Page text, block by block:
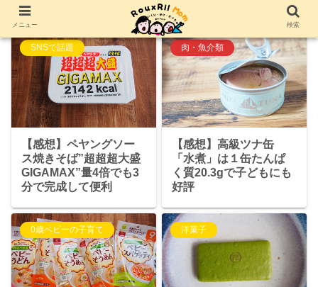
SNSで話題
【感想】ペヤングソー
ス焼きそば”超超超大盛
GIGAMAX”量4倍でも3
分で完成して便利
肉・魚介類
【感想】高級ツナ缶
「水煮」は１缶たんぱ
く質20.3gで子どもにも
好評
0歳ベビーの子育て 洋菓子
メニュー 検索